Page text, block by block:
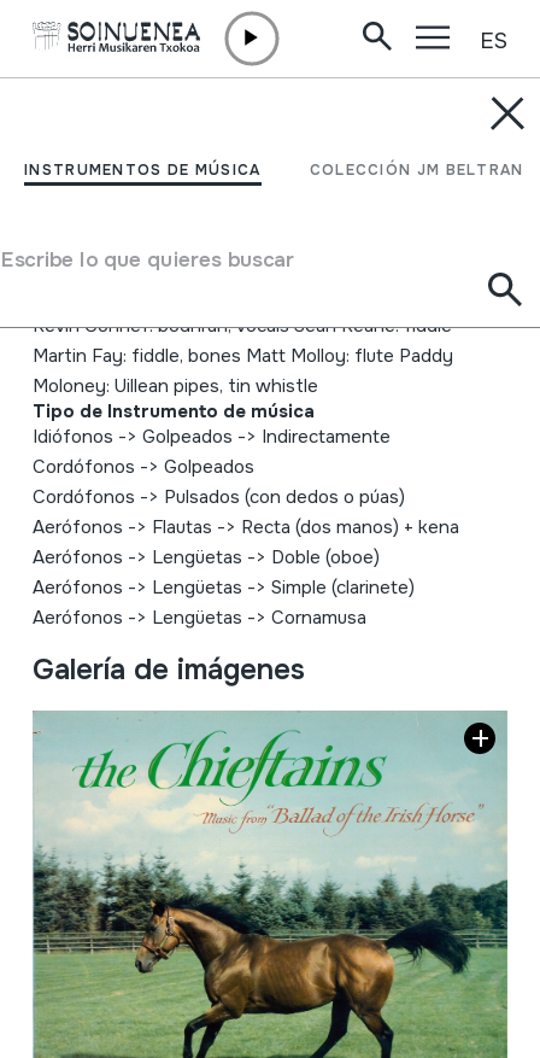
INSTRUMENTOS DE MÚSICA COLECCIÓN JM BELTRAN
Escribe lo que quieres buscar
ES
Music from 'Ballad of the
Autor
Kevin Connef: bodhrán, vocals Seán Keane: fiddle
Martin Fay: fiddle, bones Matt Molloy: flute Paddy
Moloney: Uillean pipes, tin whistle
Tipo de Instrumento de música
Idiófonos -> Golpeados -> Indirectamente
Cordófonos -> Golpeados
Cordófonos -> Pulsados (con dedos o púas)
Aerófonos -> Flautas -> Recta (dos manos) + kena
Aerófonos -> Lengüetas -> Doble (oboe)
Aerófonos -> Lengüetas -> Simple (clarinete)
Aerófonos -> Lengüetas -> Cornamusa
Galería de imágenes